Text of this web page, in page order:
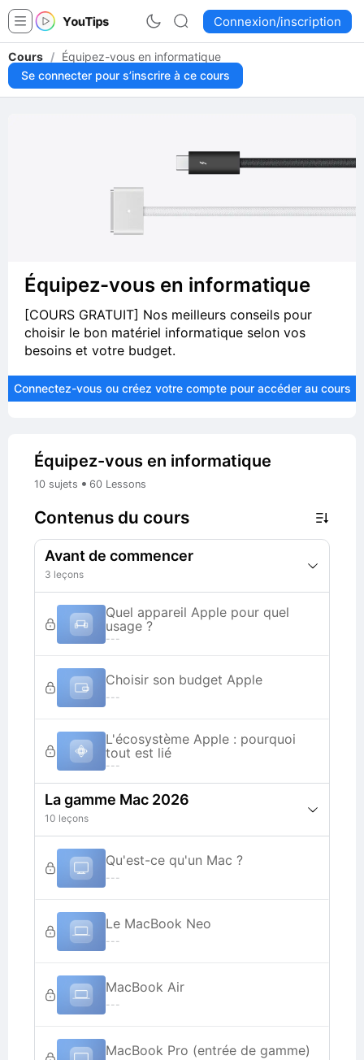
Connexion/inscription
Cours / Équipez-vous en informatique
Se connecter pour s’inscrire à ce cours
Équipez-vous en informatique
[COURS GRATUIT] Nos meilleurs conseils pour
choisir le bon matériel informatique selon vos
besoins et votre budget.
Connectez-vous ou créez votre compte pour accéder au cours
Équipez-vous en informatique
10 sujets • 60 Lessons
Contenus du cours
Avant de commencer
3 leçons
Quel appareil Apple pour quel
usage ?
---
Choisir son budget Apple
---
L'écosystème Apple : pourquoi
tout est lié
---
La gamme Mac 2026
10 leçons
Qu'est-ce qu'un Mac ?
---
Le MacBook Neo
---
MacBook Air
---
MacBook Pro (entrée de gamme)